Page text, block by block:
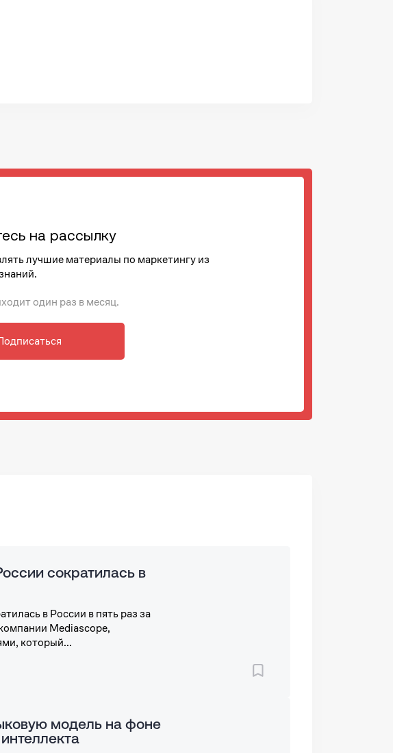
на рассылку
лучшие материалы по маркетингу из
один раз в месяц.
сократилась в
в России в пять раз за
Mediascope,
который...
модель на фоне